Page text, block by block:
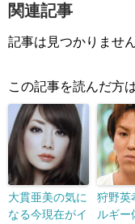
関連記事
記事は見つかりませ
この記事を読んだ方
大貫亜美の気に
なる今現在がイ
狩野英
ルギー